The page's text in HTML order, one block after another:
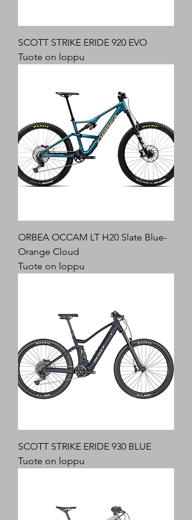
SCOTT STRIKE ERIDE 920 EVO
Tuote on loppu
ORBEA OCCAM LT H20 Slate Blue-
Orange Cloud
Tuote on loppu
SCOTT STRIKE ERIDE 930 BLUE
Tuote on loppu